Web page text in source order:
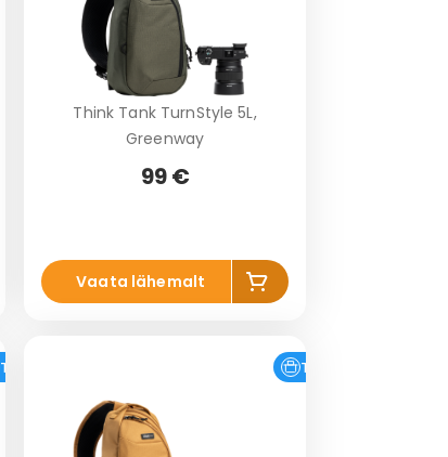
Think Tank TurnStyle 5L,
Greenway
99 €
Vaata lähemalt
Lis
a
Tasuta tarne Tasuta tarne